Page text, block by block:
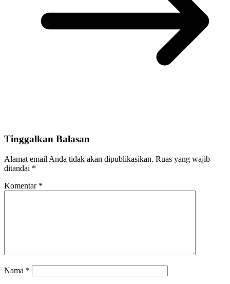
Tinggalkan Balasan
Alamat email Anda tidak akan dipublikasikan. Ruas yang wajib
ditandai *
Komentar *
Nama *